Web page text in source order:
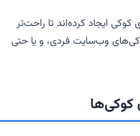
ایجاد کرده‌اند تا راحت‌تر
وب‌سایت فردی، و یا حتی
کوکی‌ها